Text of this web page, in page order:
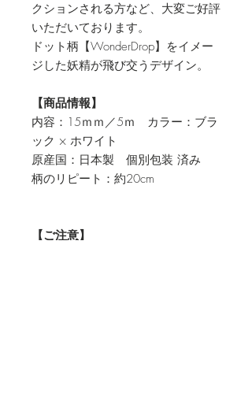
クションされる方など、大変ご好評
いただいております。
ドット柄【WonderDrop】をイメー
ジした妖精が飛び交うデザイン。
【商品情報】
内容：15ｍｍ／5ｍ カラー：ブラ
ック × ホワイト
原産国：日本製 個別包装 済み
柄のリピート：約20cm
【ご注意】